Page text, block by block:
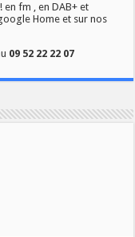
en fm , en DAB+ et
Home et sur nos
09 52 22 22 07